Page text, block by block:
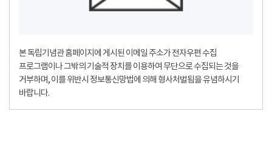
본 독립기념관 홈페이지에 게시된 이메일 주소가 전자우편 수집
프로그램이나 그밖의 기술적 장치를 이용하여 무단으로 수집되는 것을
거부하며, 이를 위반시 정보통신망법에 의해 형사처벌됨을 유념하시기
바랍니다.